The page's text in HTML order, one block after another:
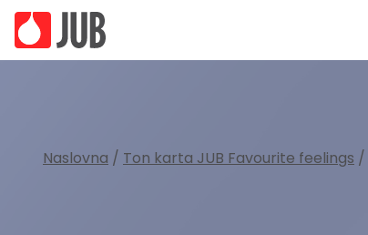
Naslovna / Ton karta JUB Favourite feelings /